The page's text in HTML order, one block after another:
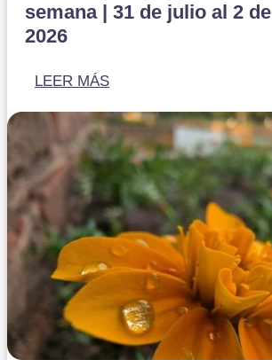
semana | 31 de julio al 2
2026
LEER MÁS